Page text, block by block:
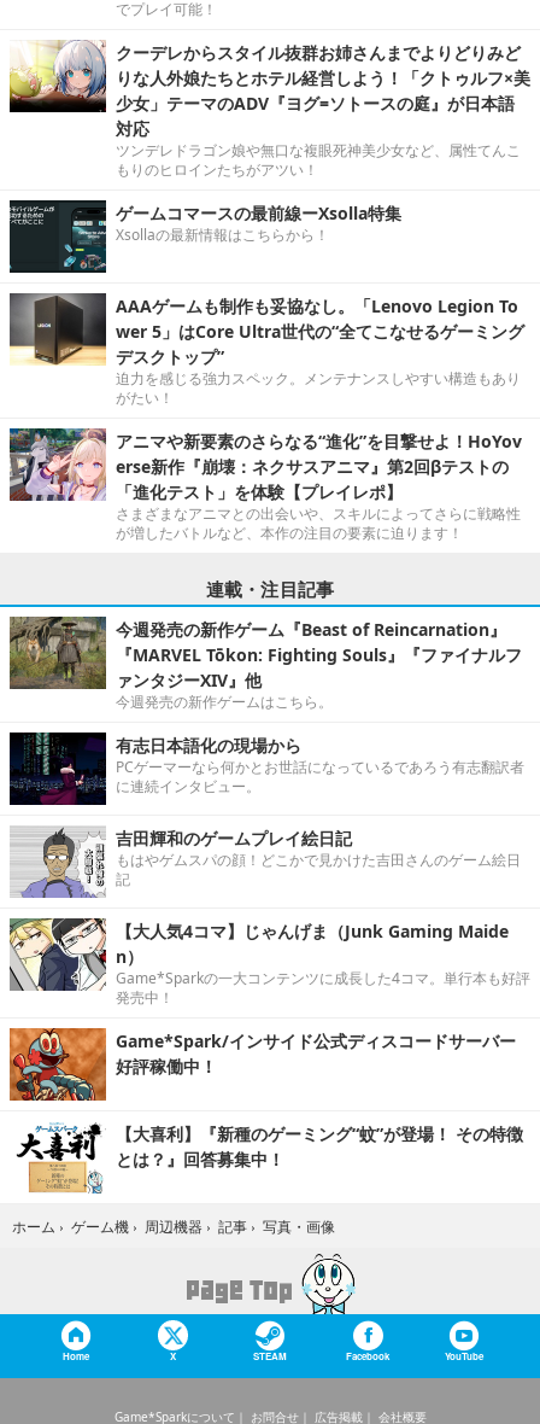
でプレイ可能！
クーデレからスタイル抜群お姉さんまでよりどりみど
りな人外娘たちとホテル経営しよう！「クトゥルフ×美
少女」テーマのADV『ヨグ=ソトースの庭』が日本語
対応
ツンデレドラゴン娘や無口な複眼死神美少女など、属性てんこ
もりのヒロインたちがアツい！
ゲームコマースの最前線ーXsolla特集
Xsollaの最新情報はこちらから！
AAAゲームも制作も妥協なし。「Lenovo Legion To
wer 5」はCore Ultra世代の“全てこなせるゲーミング
デスクトップ”
迫力を感じる強力スペック。メンテナンスしやすい構造もあり
がたい！
アニマや新要素のさらなる“進化”を目撃せよ！HoYov
erse新作『崩壊：ネクサスアニマ』第2回βテストの
「進化テスト」を体験【プレイレポ】
さまざまなアニマとの出会いや、スキルによってさらに戦略性
が増したバトルなど、本作の注目の要素に迫ります！
連載・注目記事
今週発売の新作ゲーム『Beast of Reincarnation』
『MARVEL Tōkon: Fighting Souls』『ファイナルフ
ァンタジーXIV』他
今週発売の新作ゲームはこちら。
有志日本語化の現場から
PCゲーマーなら何かとお世話になっているであろう有志翻訳者
に連続インタビュー。
吉田輝和のゲームプレイ絵日記
もはやゲムスパの顔！どこかで見かけた吉田さんのゲーム絵日
記
【大人気4コマ】じゃんげま（Junk Gaming Maide
n）
Game*Sparkの一大コンテンツに成長した4コマ。単行本も好評
発売中！
Game*Spark/インサイド公式ディスコードサーバー
好評稼働中！
【大喜利】『新種のゲーミング“蚊”が登場！ その特徴
とは？』回答募集中！
ホーム › ゲーム機 › 周辺機器 › 記事 › 写真・画像
Home X STEAM Facebook YouTube
Game*Sparkについて お問合せ 広告掲載 会社概要